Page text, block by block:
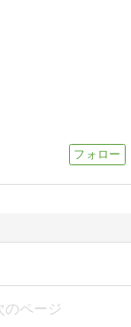
のページ